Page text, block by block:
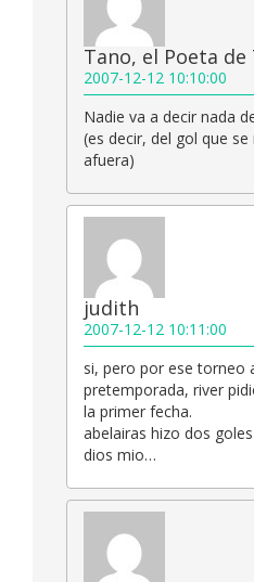
Tano, el Poeta
2007-12-12 10:10:00
Nadie va a decir nada
(es decir, del gol que
afuera)
judith
2007-12-12 10:11:00
si, pero por ese torneo
pretemporada, river
la primer fecha.
abelairas hizo dos
dios mio…